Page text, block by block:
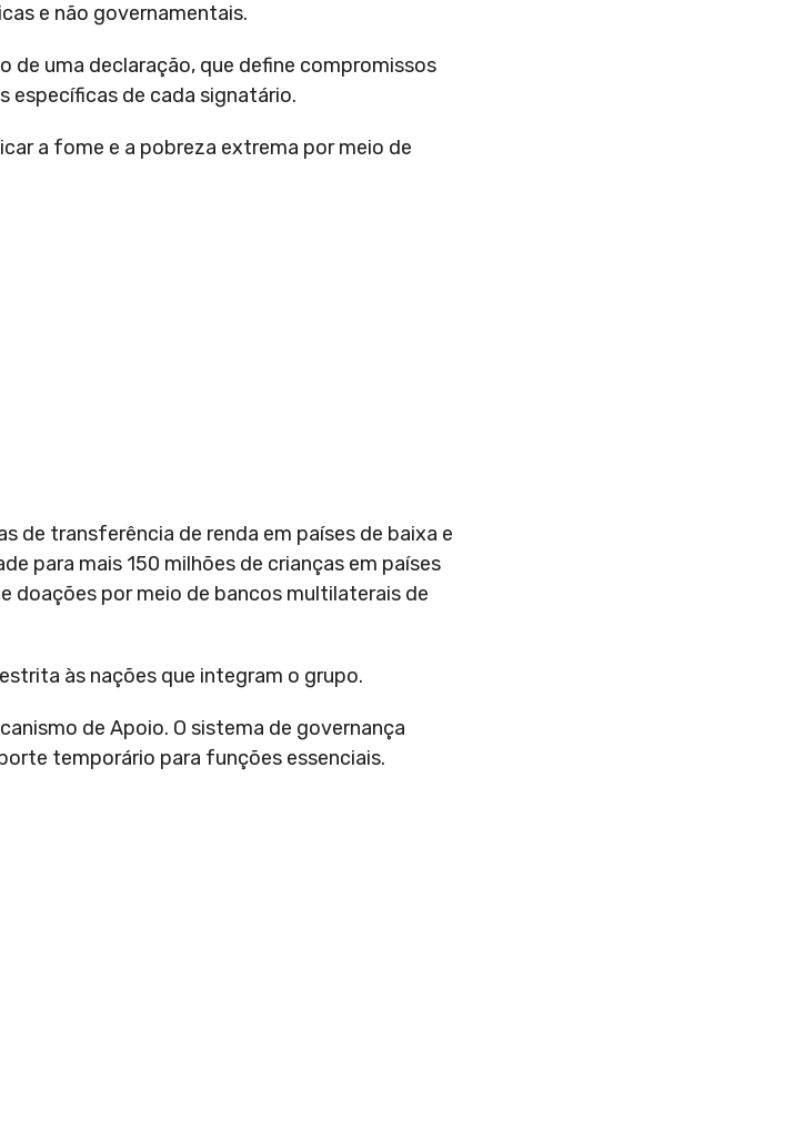
e não governamentais.
de uma declaração, que define compromissos
específicas de cada signatário.
a fome e a pobreza extrema por meio de
de transferência de renda em países de baixa e
para mais 150 milhões de crianças em países
doações por meio de bancos multilaterais de
às nações que integram o grupo.
de Apoio. O sistema de governança
temporário para funções essenciais.